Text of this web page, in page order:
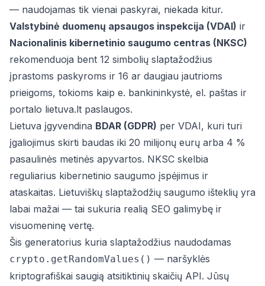
— naudojamas tik vienai paskyrai, niekada kitur.
Valstybinė duomenų apsaugos inspekcija (VDAI) ir
Nacionalinis kibernetinio saugumo centras (NKSC)
rekomenduoja bent 12 simbolių slaptažodžius
įprastoms paskyroms ir 16 ar daugiau jautrioms
prieigoms, tokioms kaip e. bankininkystė, el. paštas ir
portalo lietuva.lt paslaugos.
Lietuva įgyvendina BDAR (GDPR) per VDAI, kuri turi
įgaliojimus skirti baudas iki 20 milijonų eurų arba 4 %
pasaulinės metinės apyvartos. NKSC skelbia
reguliarius kibernetinio saugumo įspėjimus ir
ataskaitas. Lietuviškų slaptažodžių saugumo išteklių yra
labai mažai — tai sukuria realią SEO galimybę ir
visuomeninę vertę.
Šis generatorius kuria slaptažodžius naudodamas
crypto.getRandomValues() — naršyklės
kriptografiškai saugią atsitiktinių skaičių API. Jūsų